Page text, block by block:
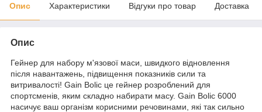
Опис Характеристики Відгуки про товар Доставка
Опис
Гейнер для набору м'язової маси, швидкого відновлення
після навантажень, підвищення показників сили та
витривалості! Gain Bolic це гейнер розроблений для
спортсменів, яким складно набирати масу. Gain Bolic 6000
насичує ваш організм корисними речовинами, які так сильно